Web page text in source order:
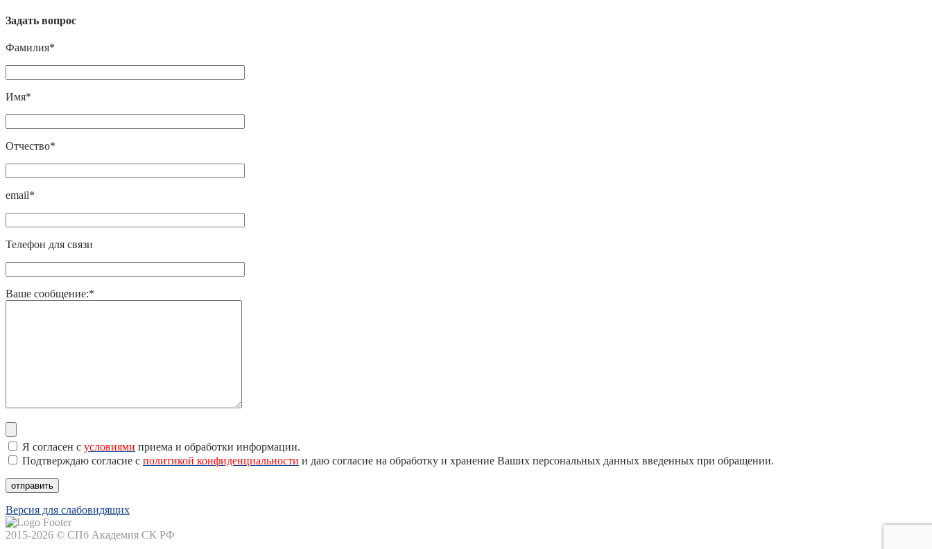
Задать вопрос
Фамилия*
Имя*
Отчество*
email*
Телефон для связи
Ваше сообщение:*
Я согласен с условиями приема и обработки информации.
Подтверждаю согласие с политикой конфиденциальности и даю согласие на обработку и хранение Ваших персональных данных введенных при обращении.
Версия для слабовидящих
2015-2026 © СПб Академия СК РФ